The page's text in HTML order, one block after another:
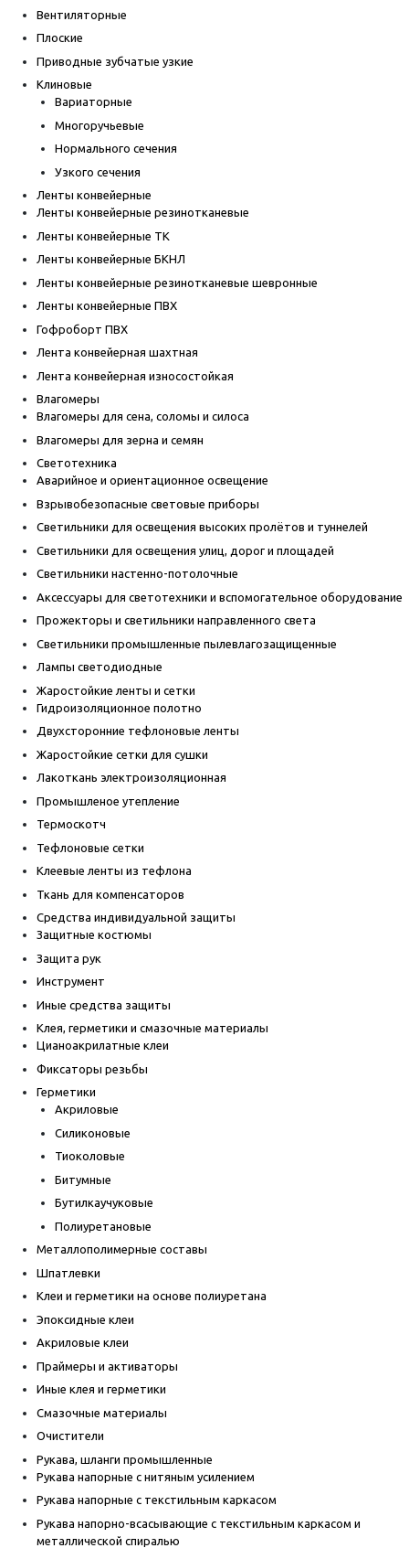
Вентиляторные
Плоские
Приводные зубчатые узкие
Клиновые
Вариаторные
Многоручьевые
Нормального сечения
Узкого сечения
Ленты конвейерные
Ленты конвейерные резинотканевые
Ленты конвейерные ТК
Ленты конвейерные БКНЛ
Ленты конвейерные резинотканевые шевронные
Ленты конвейерные ПВХ
Гофроборт ПВХ
Лента конвейерная шахтная
Лента конвейерная износостойкая
Влагомеры
Влагомеры для сена, соломы и силоса
Влагомеры для зерна и семян
Светотехника
Аварийное и ориентационное освещение
Взрывобезопасные световые приборы
Светильники для освещения высоких пролётов и туннелей
Светильники для освещения улиц, дорог и площадей
Светильники настенно-потолочные
Аксессуары для светотехники и вспомогательное оборудование
Прожекторы и светильники направленного света
Светильники промышленные пылевлагозащищенные
Лампы светодиодные
Жаростойкие ленты и сетки
Гидроизоляционное полотно
Двухсторонние тефлоновые ленты
Жаростойкие сетки для сушки
Лакоткань электроизоляционная
Промышленое утепление
Термоскотч
Тефлоновые сетки
Клеевые ленты из тефлона
Ткань для компенсаторов
Средства индивидуальной защиты
Защитные костюмы
Защита рук
Инструмент
Иные средства защиты
Клея, герметики и смазочные материалы
Цианоакрилатные клеи
Фиксаторы резьбы
Герметики
Акриловые
Силиконовые
Тиоколовые
Битумные
Бутилкаучуковые
Полиуретановые
Металлополимерные составы
Шпатлевки
Клеи и герметики на основе полиуретана
Эпоксидные клеи
Акриловые клеи
Праймеры и активаторы
Иные клея и герметики
Смазочные материалы
Очистители
Рукава, шланги промышленные
Рукава напорные с нитяным усилением
Рукава напорные с текстильным каркасом
Рукава напорно-всасывающие с текстильным каркасом и
металлической спиралью